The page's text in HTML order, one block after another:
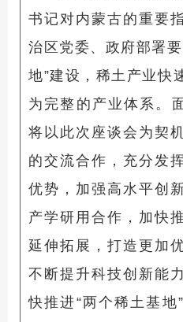
书记对内蒙古的重要
治区党委、政府部署
地”建设，稀土产业快
为完整的产业体系。
将以此次座谈会为契
的交流合作，充分发
优势，加强高水平创
产学研用合作，加快
延伸拓展，打造更加
不断提升科技创新能
快推进“两个稀土基